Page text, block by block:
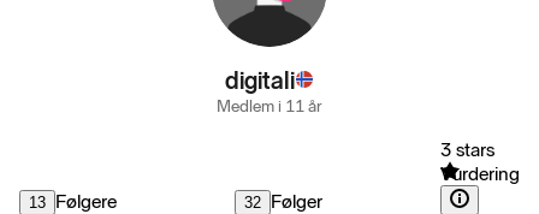
digitali
Medlem i 11 år
13 Følgere 32 Følger
3 stars
Vurdering